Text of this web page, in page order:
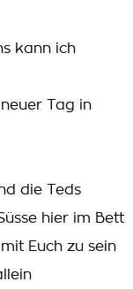
kann ich
Tag in
die Teds
hier im Bett
Euch zu sein